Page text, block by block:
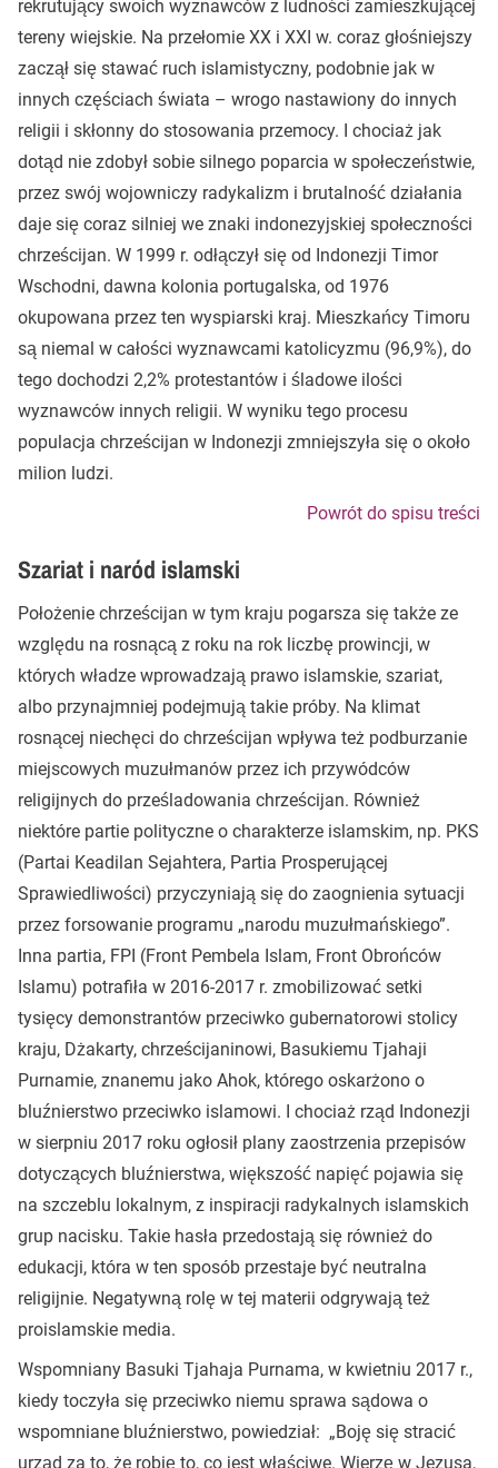
rekrutujący swoich wyznawców z ludności zamieszkującej
tereny wiejskie. Na przełomie XX i XXI w. coraz głośniejszy
zaczął się stawać ruch islamistyczny, podobnie jak w
innych częściach świata – wrogo nastawiony do innych
religii i skłonny do stosowania przemocy. I chociaż jak
dotąd nie zdobył sobie silnego poparcia w społeczeństwie,
przez swój wojowniczy radykalizm i brutalność działania
daje się coraz silniej we znaki indonezyjskiej społeczności
chrześcijan. W 1999 r. odłączył się od Indonezji Timor
Wschodni, dawna kolonia portugalska, od 1976
okupowana przez ten wyspiarski kraj. Mieszkańcy Timoru
są niemal w całości wyznawcami katolicyzmu (96,9%), do
tego dochodzi 2,2% protestantów i śladowe ilości
wyznawców innych religii. W wyniku tego procesu
populacja chrześcijan w Indonezji zmniejszyła się o około
milion ludzi.
Powrót do spisu treści
Szariat i naród islamski
Położenie chrześcijan w tym kraju pogarsza się także ze
względu na rosnącą z roku na rok liczbę prowincji, w
których władze wprowadzają prawo islamskie, szariat,
albo przynajmniej podejmują takie próby. Na klimat
rosnącej niechęci do chrześcijan wpływa też podburzanie
miejscowych muzułmanów przez ich przywódców
religijnych do prześladowania chrześcijan. Również
niektóre partie polityczne o charakterze islamskim, np. PKS
(Partai Keadilan Sejahtera, Partia Prosperującej
Sprawiedliwości) przyczyniają się do zaognienia sytuacji
przez forsowanie programu „narodu muzułmańskiego”.
Inna partia, FPI (Front Pembela Islam, Front Obrońców
Islamu) potrafiła w 2016-2017 r. zmobilizować setki
tysięcy demonstrantów przeciwko gubernatorowi stolicy
kraju, Dżakarty, chrześcijaninowi, Basukiemu Tjahaji
Purnamie, znanemu jako Ahok, którego oskarżono o
bluźnierstwo przeciwko islamowi. I chociaż rząd Indonezji
w sierpniu 2017 roku ogłosił plany zaostrzenia przepisów
dotyczących bluźnierstwa, większość napięć pojawia się
na szczeblu lokalnym, z inspiracji radykalnych islamskich
grup nacisku. Takie hasła przedostają się również do
edukacji, która w ten sposób przestaje być neutralna
religijnie. Negatywną rolę w tej materii odgrywają też
proislamskie media.
Wspomniany Basuki Tjahaja Purnama, w kwietniu 2017 r.,
kiedy toczyła się przeciwko niemu sprawa sądowa o
wspomniane bluźnierstwo, powiedział: „Boję się stracić
urząd za to, że robię to, co jest właściwe. Wierzę w Jezusa,